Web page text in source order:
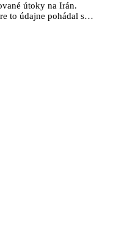
Majdan s napojením na
útoky na Irán.
to údajne pohádal so